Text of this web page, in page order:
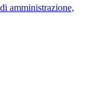
amministrazione,